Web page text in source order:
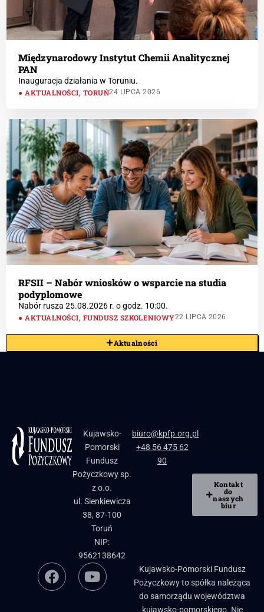
Międzynarodowy Instytut Chemii Analitycznej
PAN
Inauguracja działania w Toruniu.
AKTUALNOŚCI, TORUŃ24 LIPCA 2026
RFSII – Nabór wniosków o wsparcie na studia
podyplomowe
Nabór rusza 25.08.2026 r. o godz. 10:00.
AKTUALNOŚCI, FUNDUSZ SZKOLENIOWY22 LIPCA 2026
Aktualności
Kujawsko-
Pomorski
Fundusz
Pożyczkowy sp.
z o.o.
ul. Sienkiewicza
38, 87-100
Toruń
NIP:
9562138642
biuro@kpfp.org.pl
+48 56 475 62
90
Kontakt
do
naszych
biur
Kujawsko-Pomorski Fundusz
Pożyczkowy to spółka należąca
do samorządu województwa
kujawsko-pomorskiego. Nie